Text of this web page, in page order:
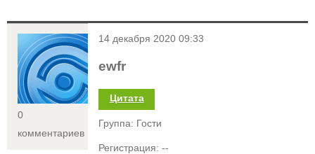
<
0
комментариев
14 декабря 2020 09:33
ewfr
Цитата
Группа: Гости
Регистрация: --